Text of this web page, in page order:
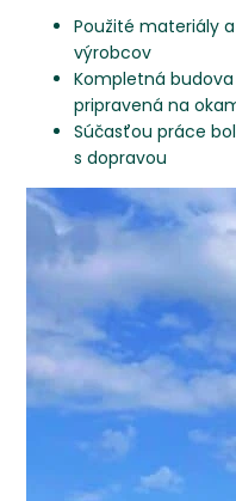
Použité materiály
výrobcov
Kompletná
pripravená na
Súčasťou práce
s dopravou